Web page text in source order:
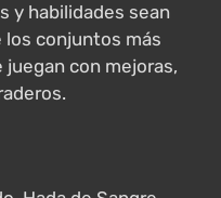
y habilidades sean
los conjuntos más
con mejoras,